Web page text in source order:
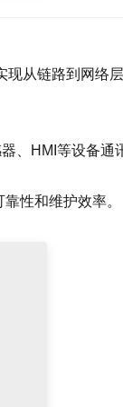
现从链路到网络层
、HMI等设备通
性和维护效率。